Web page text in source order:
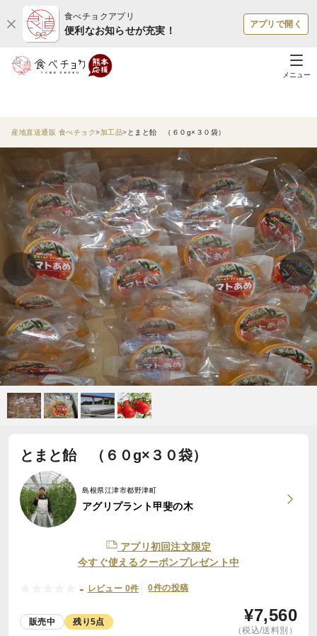
食べチョクアプリ
便利なお知らせが充実！
アプリで開く
メニュー
産地直送通販 食べチョク 加工品 とまと飴 （６０g×３０袋）
とまと飴 （６０g×３０袋）
島根県江津市都野津町
アグリプラント甲斐の木
アプリ初回注文限定
今すぐ使えるクーポンプレゼント中
- レビュー 0件 0件の投稿
販売中 残り5点 ¥7,560
（税込/送料別）